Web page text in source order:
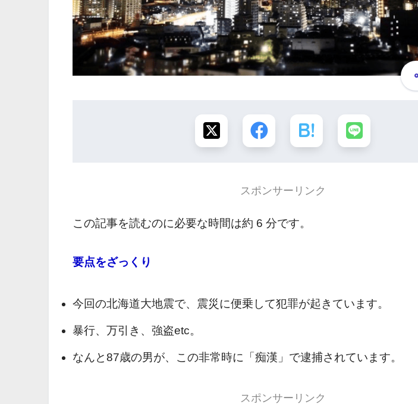
スポンサーリンク
この記事を読むのに必要な時間は約 6 分です。
要点をざっくり
今回の北海道大地震で、震災に便乗して犯罪が起きています。
暴行、万引き、強盗etc。
なんと87歳の男が、この非常時に「痴漢」で逮捕されています。
スポンサーリンク